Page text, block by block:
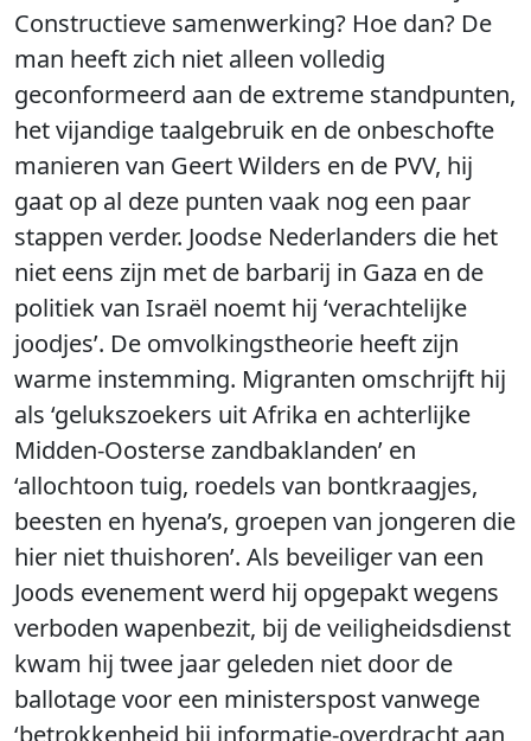
Constructieve samenwerking? Hoe dan? De
man heeft zich niet alleen volledig
geconformeerd aan de extreme standpunten,
het vijandige taalgebruik en de onbeschofte
manieren van Geert Wilders en de PVV, hij
gaat op al deze punten vaak nog een paar
stappen verder. Joodse Nederlanders die het
niet eens zijn met de barbarij in Gaza en de
politiek van Israël noemt hij ‘verachtelijke
joodjes’. De omvolkingstheorie heeft zijn
warme instemming. Migranten omschrijft hij
als ‘gelukszoekers uit Afrika en achterlijke
Midden-Oosterse zandbaklanden’ en
‘allochtoon tuig, roedels van bontkraagjes,
beesten en hyena’s, groepen van jongeren die
hier niet thuishoren’. Als beveiliger van een
Joods evenement werd hij opgepakt wegens
verboden wapenbezit, bij de veiligheidsdienst
kwam hij twee jaar geleden niet door de
ballotage voor een ministerspost vanwege
‘betrokkenheid bij informatie-overdracht aan